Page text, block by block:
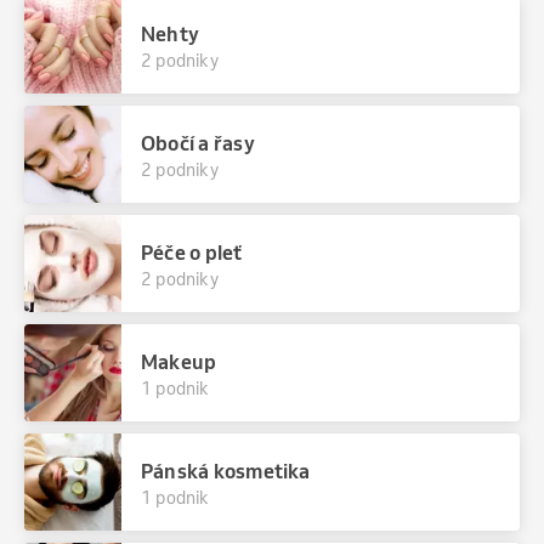
Nehty
2 podniky
Obočí a řasy
2 podniky
Péče o pleť
2 podniky
Makeup
1 podnik
Pánská kosmetika
1 podnik